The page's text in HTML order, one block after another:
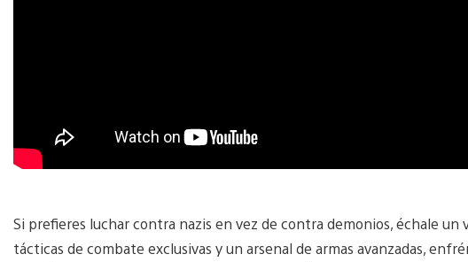
Si prefieres luchar contra nazis en vez de contra demonios, échale
tácticas de combate exclusivas y un arsenal de armas avanzadas,